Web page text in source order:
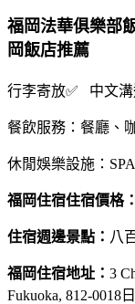
福岡法華俱樂部
岡飯店推薦
行李寄放✅ 中文溝
餐飲服務：餐廳、
休閒娛樂設施：
福岡住宿住宿價格：
住宿週邊景點： 八
福岡住宿地址： 3
Fukuoka, 812-0018